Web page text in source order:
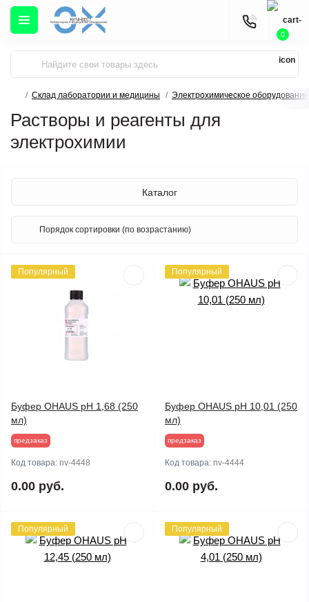
0
Склад лаборатории и медицины Электрохимическое оборудование
Растворы и реагенты для
электрохимии
Каталог
Популярный
Буфер OHAUS pH 1,68 (250
мл)
предзаказ
Код товара: nv-4448
0.00 руб.
Популярный
Буфер OHAUS pH 10,01 (250
мл)
предзаказ
Код товара: nv-4444
0.00 руб.
Популярный Популярный